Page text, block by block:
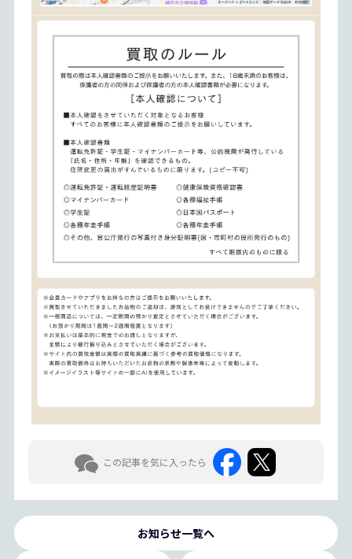
ブックオフ三宮センター街店の住所・営業時間・電話
神戸市中央区グレースコウベビル5F。阪急三宮駅西口・
この記事を気に入ったら
お知らせ一覧へ